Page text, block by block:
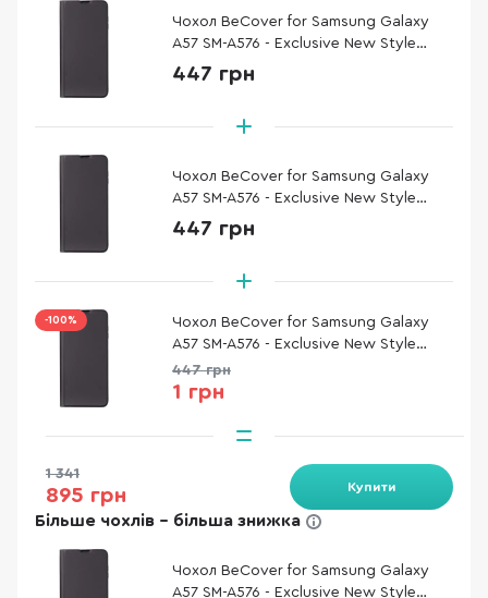
Чохол BeCover for Samsung Galaxy
A57 SM-A576 - Exclusive New Style
Black (714927)
447 грн
Чохол BeCover for Samsung Galaxy
A57 SM-A576 - Exclusive New Style
Black (714927)
447 грн
-100%
Чохол BeCover for Samsung Galaxy
A57 SM-A576 - Exclusive New Style
Black (714927)
447 грн
1 грн
1 341
895 грн Купити
Більше чохлів - більша знижка
Чохол BeCover for Samsung Galaxy
A57 SM-A576 - Exclusive New Style